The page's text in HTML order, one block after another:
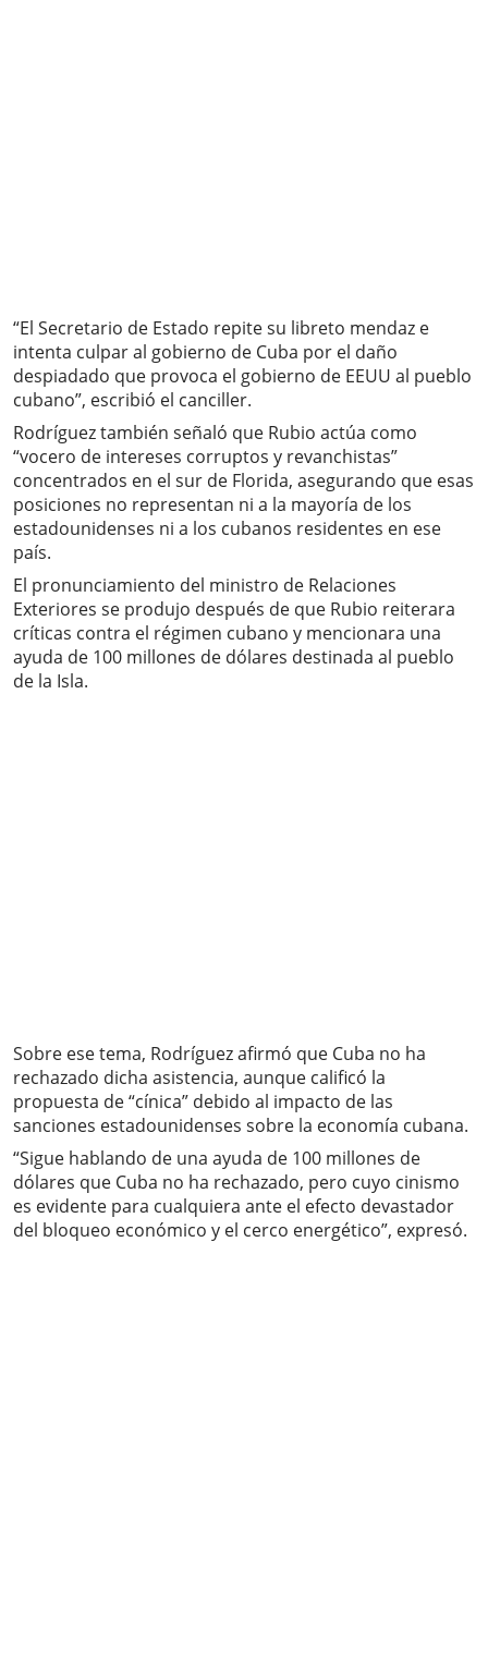
“El Secretario de Estado repite su libreto mendaz e
intenta culpar al gobierno de Cuba por el daño
despiadado que provoca el gobierno de EEUU al pueblo
cubano”, escribió el canciller.
Rodríguez también señaló que Rubio actúa como
“vocero de intereses corruptos y revanchistas”
concentrados en el sur de Florida, asegurando que esas
posiciones no representan ni a la mayoría de los
estadounidenses ni a los cubanos residentes en ese
país.
El pronunciamiento del ministro de Relaciones
Exteriores se produjo después de que Rubio reiterara
críticas contra el régimen cubano y mencionara una
ayuda de 100 millones de dólares destinada al pueblo
de la Isla.
Sobre ese tema, Rodríguez afirmó que Cuba no ha
rechazado dicha asistencia, aunque calificó la
propuesta de “cínica” debido al impacto de las
sanciones estadounidenses sobre la economía cubana.
“Sigue hablando de una ayuda de 100 millones de
dólares que Cuba no ha rechazado, pero cuyo cinismo
es evidente para cualquiera ante el efecto devastador
del bloqueo económico y el cerco energético”, expresó.